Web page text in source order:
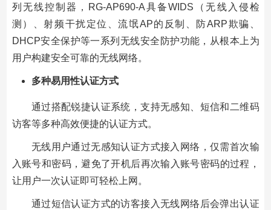
列无线控制器，RG-AP690-A具备WIDS（无线入侵检
测）、射频干扰定位、流氓AP的反制、防ARP欺骗、
DHCP安全保护等一系列无线安全防护功能，从根本上为
用户构建安全可靠的无线网络。
多种易用性认证方式
通过搭配锐捷认证系统，支持无感知、短信和二维码
访客等多种高效便捷的认证方式。
无线用户通过无感知认证方式接入网络，仅需首次输
入账号和密码，避免了开机后再次输入账号密码的过程，
让用户一次认证即可轻松上网。
通过短信认证方式的访客接入无线网络后会弹出认证